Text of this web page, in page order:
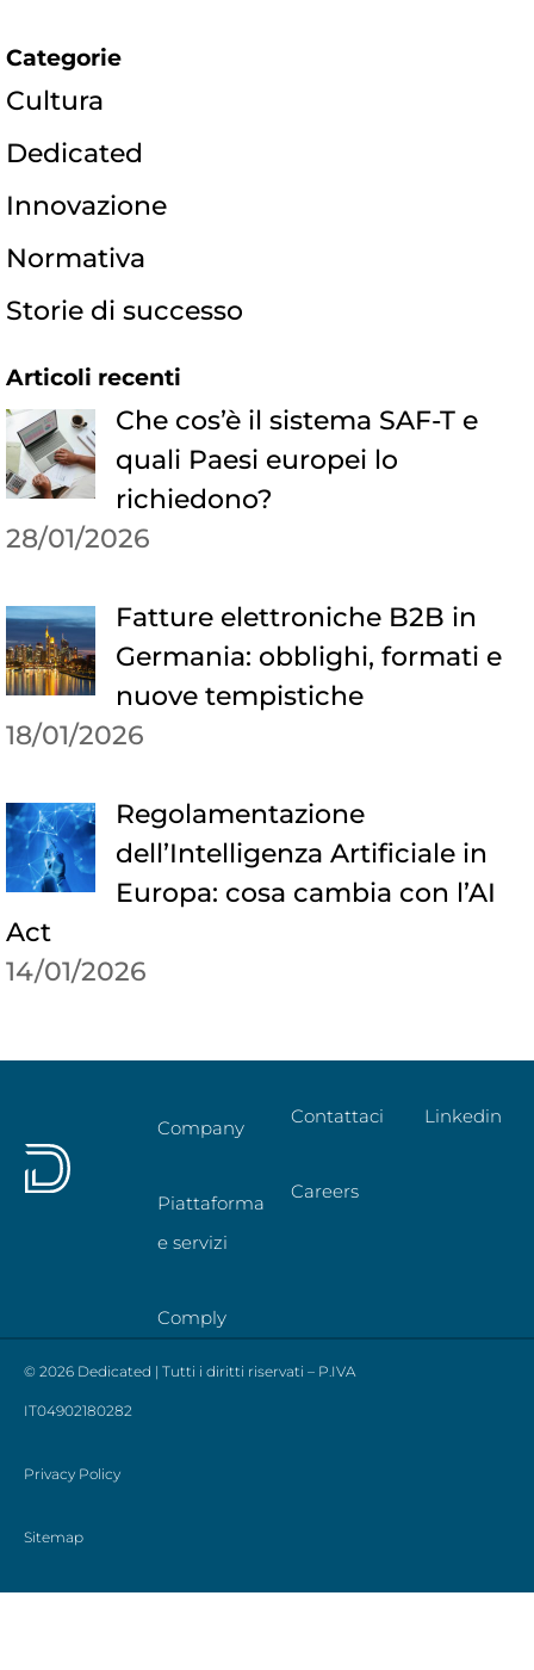
Categorie
Cultura
Dedicated
Innovazione
Normativa
Storie di successo
Articoli recenti
Che cos’è il sistema SAF-T e
quali Paesi europei lo
richiedono?
28/01/2026
Fatture elettroniche B2B in
Germania: obblighi, formati e
nuove tempistiche
18/01/2026
Regolamentazione
dell’Intelligenza Artificiale in
Europa: cosa cambia con l’AI
Act
14/01/2026
Company
Piattaforma
e servizi
Comply
Contattaci
Careers
Linkedin
© 2026 Dedicated | Tutti i diritti riservati – P.IVA
IT04902180282
Privacy Policy
Sitemap